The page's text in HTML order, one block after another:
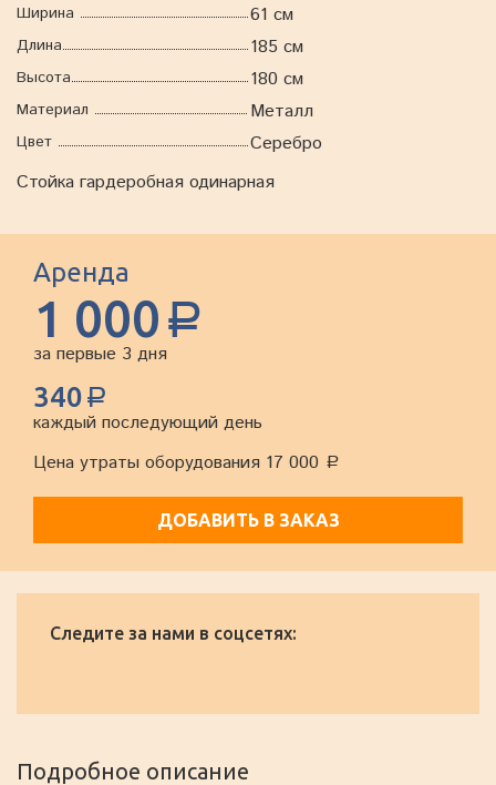
Ширина 61 см
Длина 185 см
Высота 180 см
Материал Металл
Цвет
Серебро
Стойка гардеробная одинарная
Аренда
1 000 a
за первые 3 дня
340 a
каждый последующий день
Цена утраты оборудования 17 000
a
ДОБАВИТЬ В ЗАКАЗ
Следите за нами в соцсетях:
Подробное описание